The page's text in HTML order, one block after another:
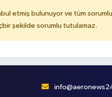
etmiş bulunuyor ve tüm
şekilde sorumlu tutulamaz.